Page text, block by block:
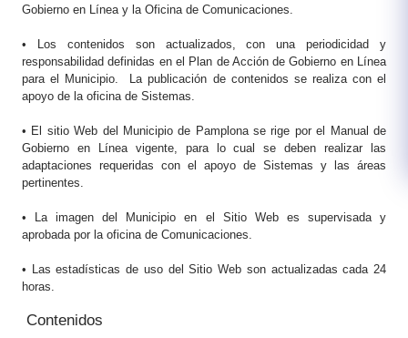
Gobierno en Línea y la Oficina de Comunicaciones.
• Los contenidos son actualizados, con una periodicidad y
responsabilidad definidas en el Plan de Acción de Gobierno en Línea
para el Municipio. La publicación de contenidos se realiza con el
apoyo de la oficina de Sistemas.
• El sitio Web del Municipio de Pamplona se rige por el Manual de
Gobierno en Línea vigente, para lo cual se deben realizar las
adaptaciones requeridas con el apoyo de Sistemas y las áreas
pertinentes.
• La imagen del Municipio en el Sitio Web es supervisada y
aprobada por la oficina de Comunicaciones.
• Las estadísticas de uso del Sitio Web son actualizadas cada 24
horas.
Contenidos